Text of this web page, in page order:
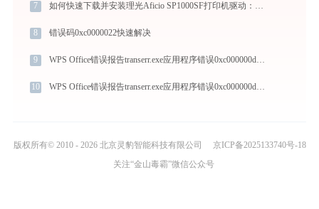
7 如何快速下载并安装理光Aficio SP1000SF打印机驱动：详细步骤解析
8 错误码0xc0000022快速解决
9 WPS Office错误报告transerr.exe应用程序错误0xc000000d解决方法
10 WPS Office错误报告transerr.exe应用程序错误0xc000000d解决方法
版权所有© 2010 - 2026 北京灵豹智能科技有限公司
京ICP备2025133740号-18
关注“金山毒霸”微信公众号